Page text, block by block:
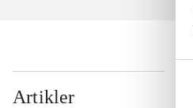
Artikler